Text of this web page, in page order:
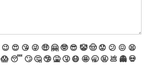
😉 😍 😘 😜 🤑 🤗 🤓 😎 🤡🤠 😟 😕 😖 😫
😱 😴 🙄 🤔 🤥 🤮 🤧 😷 🤩 🥱 🤬 💩 👻 💀